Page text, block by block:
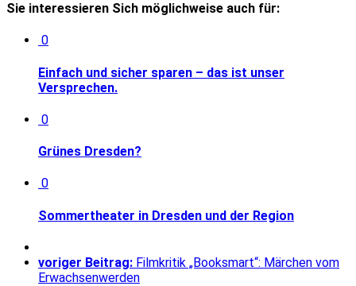
Sie interessieren Sich möglichweise auch für:
0
Einfach und sicher sparen – das ist unser
Versprechen.
0
Grünes Dresden?
0
Sommertheater in Dresden und der Region
voriger Beitrag: Filmkritik „Booksmart“: Märchen vom
Erwachsenwerden